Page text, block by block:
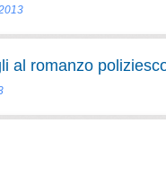
al romanzo